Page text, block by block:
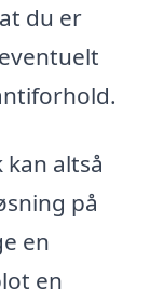
du er
altså
på
en
en